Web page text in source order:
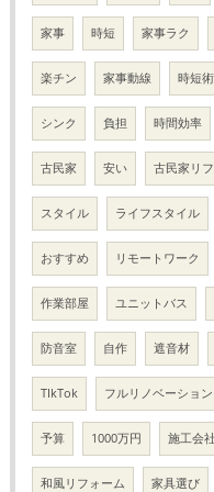
家事 時短 家事ラク
楽チン 家事動線 時短術
シンク 負担 時間効率
古民家 安い 古民家リ
スタイル ライフスタイル
おすすめ リモートワーク
作業部屋 ユニットバス
防音室 自作 遮音材
TIkTok フルリノベーション
予算 1000万円 施工会社
和風リフォーム 家具選び